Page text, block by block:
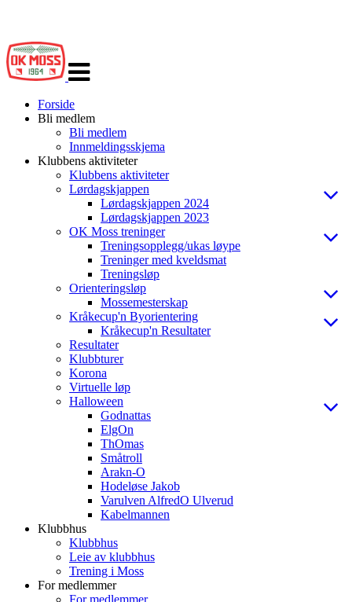
navigasjon
Forside
Bli medlem
Bli medlem
Innmeldingsskjema
Klubbens aktiviteter
Klubbens aktiviteter
Lørdagskjappen
Lørdagskjappen 2024
Lørdagskjappen 2023
OK Moss treninger
Treningsopplegg/ukas løype
Treninger med kveldsmat
Treningsløp
Orienteringsløp
Mossemesterskap
Kråkecup'n Byorientering
Kråkecup'n Resultater
Resultater
Klubbturer
Korona
Virtuelle løp
Halloween
Godnattas
ElgOn
ThOmas
Småtroll
Arakn-O
Hodeløse Jakob
Varulven AlfredO Ulverud
Kabelmannen
Klubbhus
Klubbhus
Leie av klubbhus
Trening i Moss
For medlemmer
For medlemmer